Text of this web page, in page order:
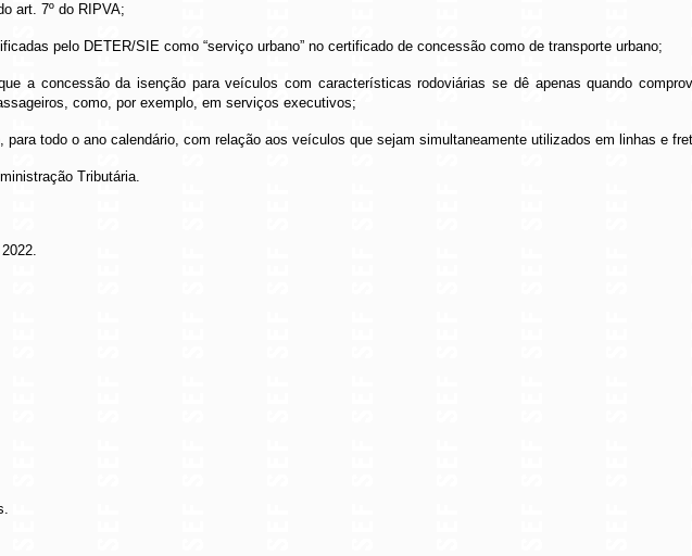
art. 7º do RIPVA;
pelo DETER/SIE como “serviço urbano” no certificado de concessão como de transporte urbano;
a concessão da isenção para veículos com características rodoviárias se dê apenas quando
como, por exemplo, em serviços executivos;
todo o ano calendário, com relação aos veículos que sejam simultaneamente utilizados em linhas e
Tributária.